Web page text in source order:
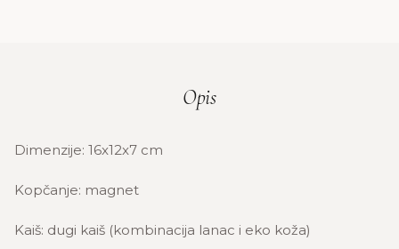
Opis
Dimenzije: 16x12x7 cm
Kopčanje: magnet
Kaiš: dugi kaiš (kombinacija lanac i eko koža)